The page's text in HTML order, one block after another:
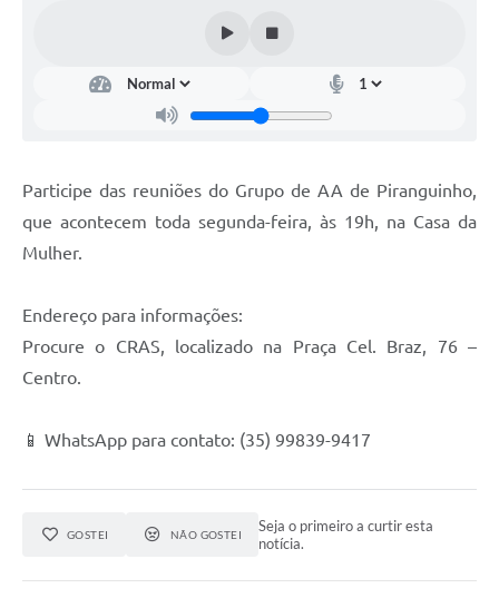
Participe das reuniões do Grupo de AA de Piranguinho,
que acontecem toda segunda-feira, às 19h, na Casa da
Mulher.
Endereço para informações:
Procure o CRAS, localizado na Praça Cel. Braz, 76 –
Centro.
📱 WhatsApp para contato: (35) 99839-9417
GOSTEI NÃO GOSTEI
Seja o primeiro a curtir esta
notícia.